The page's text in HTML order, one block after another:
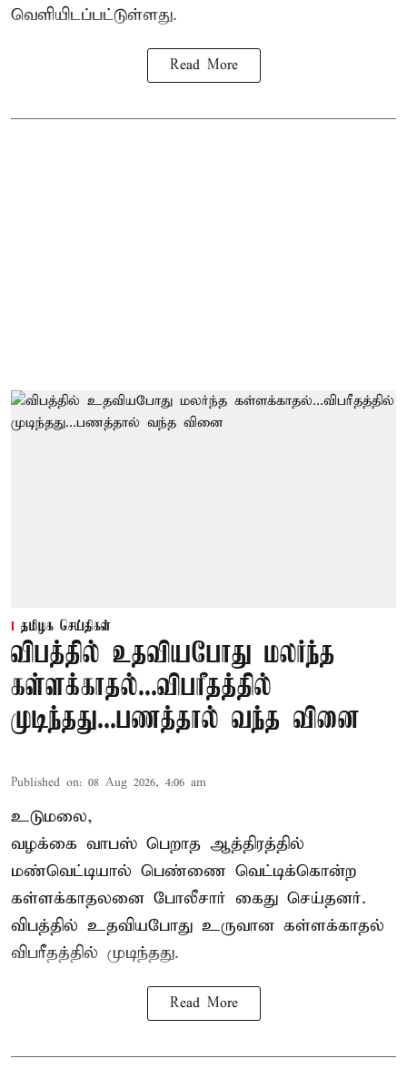
வெளியிடப்பட்டுள்ளது.
Read More
தமிழக செய்திகள்
விபத்தில் உதவியபோது மலர்ந்த
கள்ளக்காதல்...விபரீதத்தில்
முடிந்தது...பணத்தால் வந்த வினை
Published on: 08 Aug 2026, 4:06 am
உடுமலை,
வழக்கை வாபஸ் பெறாத ஆத்திரத்தில்
மண்வெட்டியால் பெண்ணை வெட்டிக்கொன்ற
கள்ளக்காதலனை போலீசார் கைது செய்தனர்.
விபத்தில் உதவியபோது உருவான கள்ளக்காதல்
விபரீதத்தில் முடிந்தது.
Read More